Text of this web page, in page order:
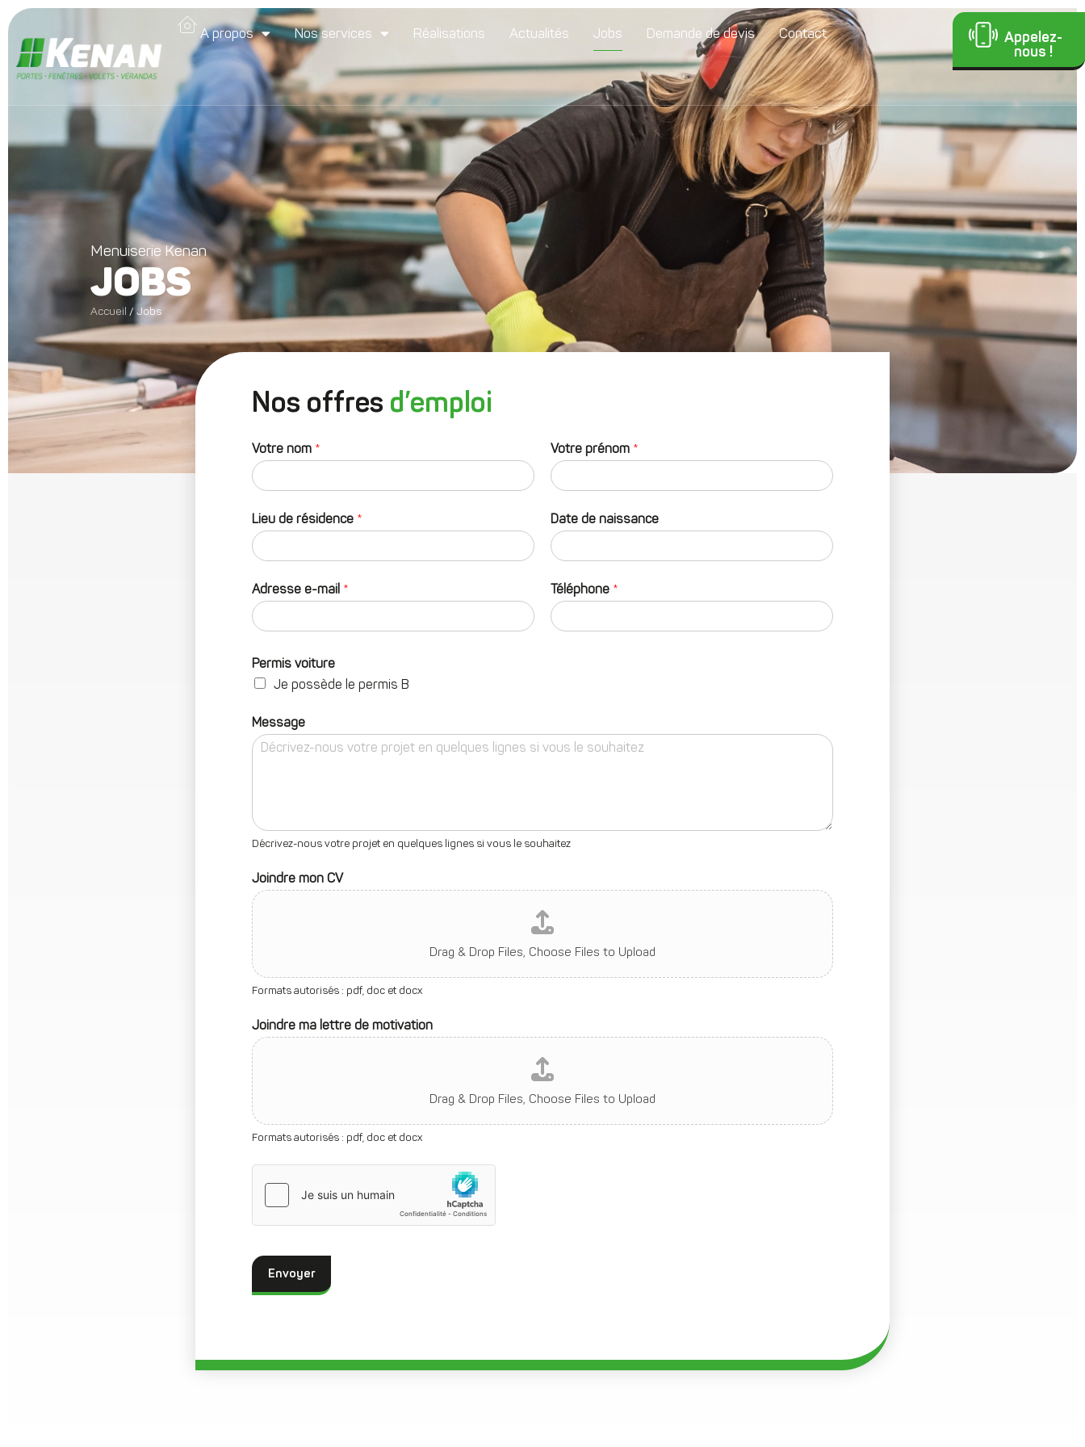
A propos Nos services Réalisations Actualités Jobs Demande de devis Contact
Appelez-
nous !
Menuiserie Kenan
JOBS
Accueil / Jobs
Nos offres d’emploi
Votre nom *
Lieu de résidence *
Adresse e-mail *
Votre prénom *
Date de naissance
Téléphone *
Permis voiture
Je possède le permis B
Message
Décrivez-nous votre projet en quelques lignes si vous le souhaitez
Joindre mon CV
Drag & Drop Files, Choose Files to Upload
Formats autorisés : pdf, doc et docx
Joindre ma lettre de motivation
Drag & Drop Files, Choose Files to Upload
Formats autorisés : pdf, doc et docx
Envoyer